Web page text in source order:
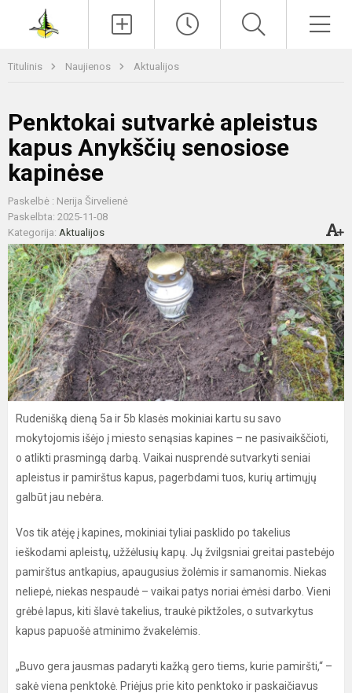
Titulinis Naujienos Aktualijos
Penktokai sutvarkė apleistus
kapus Anykščių senosiose
kapinėse
Paskelbė : Nerija Širvelienė
Paskelbta: 2025-11-08
Kategorija: Aktualijos
Rudenišką dieną 5a ir 5b klasės mokiniai kartu su savo
mokytojomis išėjo į miesto senąsias kapines – ne pasivaikščioti,
o atlikti prasmingą darbą. Vaikai nusprendė sutvarkyti seniai
apleistus ir pamirštus kapus, pagerbdami tuos, kurių artimųjų
galbūt jau nebėra.
Vos tik atėję į kapines, mokiniai tyliai pasklido po takelius
ieškodami apleistų, užžėlusių kapų. Jų žvilgsniai greitai pastebėjo
pamirštus antkapius, apaugusius žolėmis ir samanomis. Niekas
neliepė, niekas nespaudė – vaikai patys noriai ėmėsi darbo. Vieni
grėbė lapus, kiti šlavė takelius, traukė piktžoles, o sutvarkytus
kapus papuošė atminimo žvakelėmis.
„Buvo gera jausmas padaryti kažką gero tiems, kurie pamiršti,“ –
sakė viena penktokė. Priėjus prie kito penktoko ir paskaičiavus